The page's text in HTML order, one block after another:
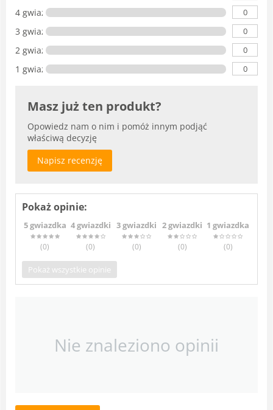
4 gwiazdki 0
3 gwiazdki 0
2 gwiazdki 0
1 gwiazdka 0
Masz już ten produkt?
Opowiedz nam o nim i pomóż innym podjąć
właściwą decyzję
Napisz recenzję
Pokaż opinie:
5 gwiazdka
(0)
4 gwiazdki
(0)
3 gwiazdki
(0)
2 gwiazdki
(0)
1 gwiazdka
(0)
Pokaż wszystkie opinie
Nie znaleziono opinii